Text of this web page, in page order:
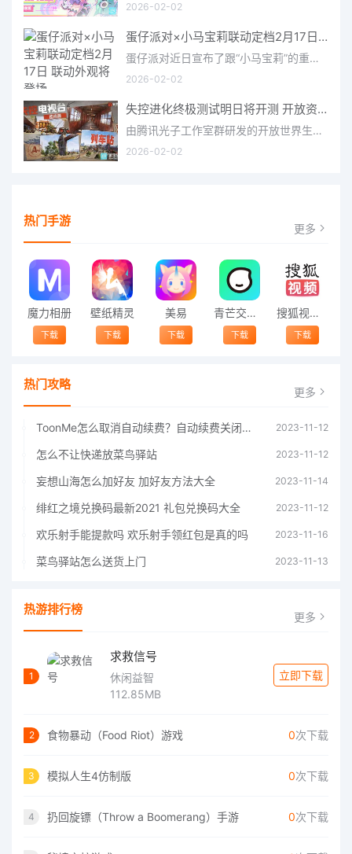
2026-02-02
蛋仔派对×小马宝莉联动定档2月17日 联动外观将登场
蛋仔派对近日宣布了跟“小马宝莉”的重磅联动！并且时间定档在了2月17日，此次联动将会上新很多外观，各种小马宝
2026-02-02
失控进化终极测试明日将开测 开放资格预下载已开启
由腾讯光子工作室群研发的开放世界生存进化手游《失控进化》宣布，终极测试将于明日正式开启，目前测试资格预下
2026-02-02
热门手游 更多
魔力相册
下载
壁纸精灵
下载
美易
下载
青芒交友软件官方版2021 v1.3
下载
搜狐视频app免费送会员下载安装到手机 v8.8.5
下载
热门攻略 更多
ToonMe怎么取消自动续费？自动续费关闭方法 2023-11-12
怎么不让快递放菜鸟驿站 2023-11-12
妄想山海怎么加好友 加好友方法大全 2023-11-14
绯红之境兑换码最新2021 礼包兑换码大全 2023-11-12
欢乐射手能提款吗 欢乐射手领红包是真的吗 2023-11-16
菜鸟驿站怎么送货上门 2023-11-13
热游排行榜 更多
1
求救信号
休闲益智
112.85MB
立即下载
2 食物暴动（Food Riot）游戏 0次下载
3 模拟人生4仿制版 0次下载
4 扔回旋镖（Throw a Boomerang）手游 0次下载